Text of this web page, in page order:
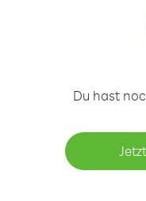
Du hast